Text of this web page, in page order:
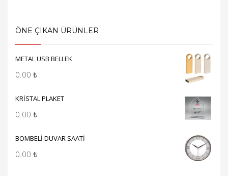
ÖNE ÇIKAN ÜRÜNLER
METAL USB BELLEK
0.00 ₺
KRİSTAL PLAKET
0.00 ₺
BOMBELİ DUVAR SAATİ
0.00 ₺